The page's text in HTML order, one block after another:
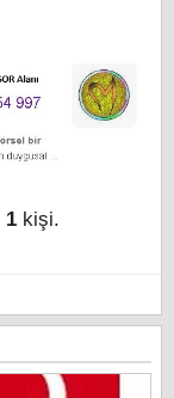
1 kişi.